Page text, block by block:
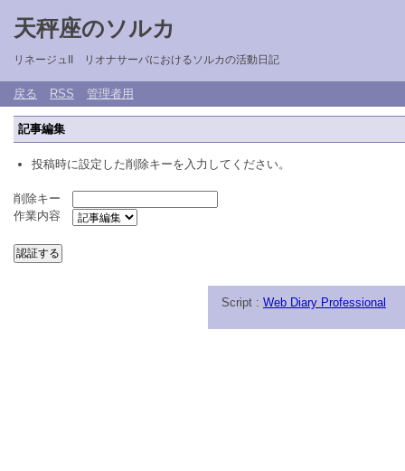
天秤座のソルカ
リネージュII リオナサーバにおけるソルカの活動日記
戻る RSS 管理者用
記事編集
投稿時に設定した削除キーを入力してください。
削除キー
作業内容
Script : Web Diary Professional